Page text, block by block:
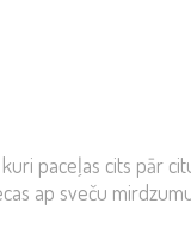
paceļas cits pār
ap sveču